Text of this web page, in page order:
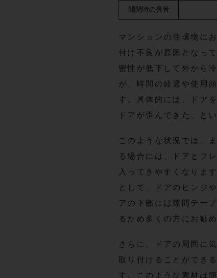
開閉時の異音
マンションの住環境に
付け不良が原因となっ
密性が低下して外から
が、時間の経過や使用
す。具体的には、ドア
ドアが歪んできた、と
このような状況では、
る場合には、ドアとフ
入ってきやすくなりま
として、ドアのヒンジ
アの下部には隙間テー
るため多くの方にお勧め
さらに、ドアの周囲に
取り付けることができ
す。このような素材は